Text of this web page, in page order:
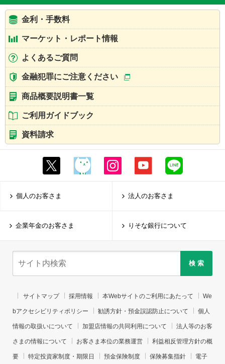
金利・手数料
マーケット・レポート情報
よくあるご質問
金融犯罪にご注意ください
商品概要説明書一覧
ご利用ガイドブック
資料請求
個人のお客さま 法人のお客さま
企業年金のお客さま りそな銀行について
検 索
サイトマップ 採用情報 本Webサイトのご利用にあたって We
bアクセシビリティポリシー 勧誘方針・預金誤認防止について 個人
情報の取扱いについて 加盟店情報の共同利用について 法人等のお客
さまの情報について お客さま本位の業務運営 利益相反管理方針の概
要 特定投資家制度・期限日 預金保険制度 保険募集指針 電子